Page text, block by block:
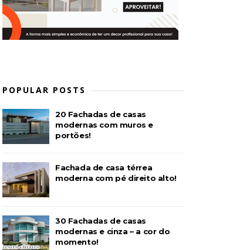
POPULAR POSTS
20 Fachadas de casas
modernas com muros e
portões!
Fachada de casa térrea
moderna com pé direito alto!
30 Fachadas de casas
modernas e cinza – a cor do
momento!